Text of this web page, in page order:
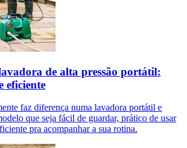
de alta pressão portátil:
eficiente
faz diferença numa lavadora portátil e
que seja fácil de guardar, prático de usar
pra acompanhar a sua rotina.